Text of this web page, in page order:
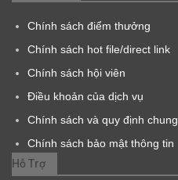
Chính sách điểm thưởng
Chính sách hot file/direct link
Chính sách hội viên
Điều khoản của dịch vụ
Chính sách và quy định chung
Chính sách bảo mật thông tin
Hỗ Trợ